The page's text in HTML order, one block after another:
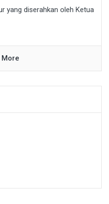
yang diserahkan oleh Ketua
More